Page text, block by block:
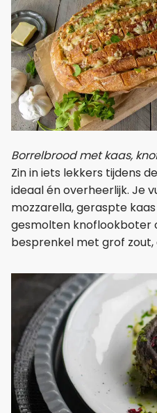
Borrelbrood met kaas,
Zin in iets lekkers tijdens
ideaal én overheerlijk. Je
mozzarella, geraspte
gesmolten knoflookboter
besprenkel met grof zout,